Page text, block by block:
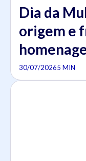
Dia da
origem e
30/07/20265 MIN